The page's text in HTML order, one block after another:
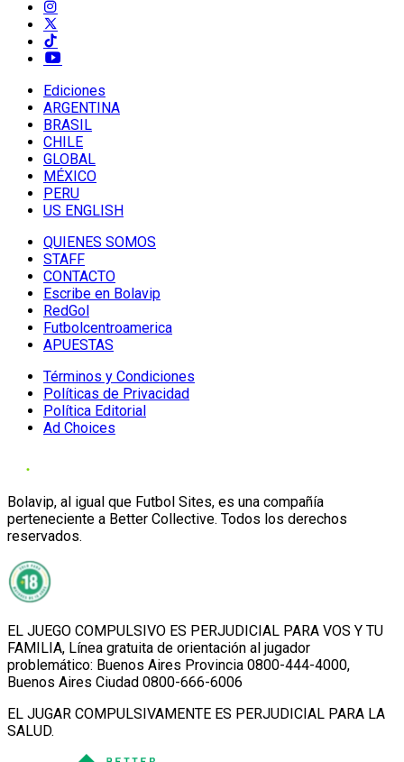
Ediciones
ARGENTINA
BRASIL
CHILE
GLOBAL
MÉXICO
PERU
US ENGLISH
QUIENES SOMOS
STAFF
CONTACTO
Escribe en Bolavip
RedGol
Futbolcentroamerica
APUESTAS
Términos y Condiciones
Políticas de Privacidad
Política Editorial
Ad Choices
Bolavip, al igual que Futbol Sites, es una compañía
perteneciente a Better Collective. Todos los derechos
reservados.
EL JUEGO COMPULSIVO ES PERJUDICIAL PARA VOS Y TU
FAMILIA, Línea gratuita de orientación al jugador
problemático: Buenos Aires Provincia 0800-444-4000,
Buenos Aires Ciudad 0800-666-6006
EL JUGAR COMPULSIVAMENTE ES PERJUDICIAL PARA LA
SALUD.